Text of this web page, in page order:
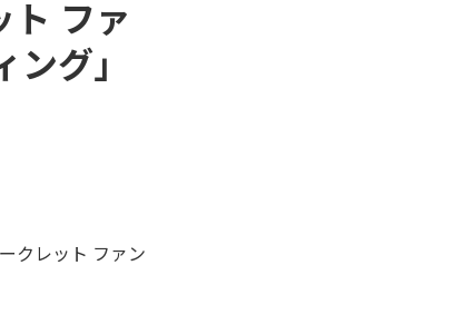
ト ファ
グ」
クレット ファン